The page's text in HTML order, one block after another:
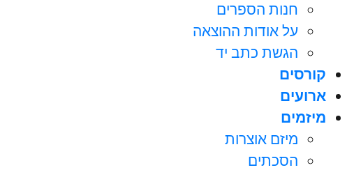
חנות הספרים
על אודות ההוצאה
הגשת כתב יד
קורסים
ארועים
מיזמים
מיזם אוצרות
הסכתים